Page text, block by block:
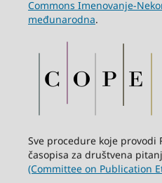
Commons Imenovanje-
međunarodna.
Sve procedure koje provodi
časopisa za društvena
(Committee on Publication